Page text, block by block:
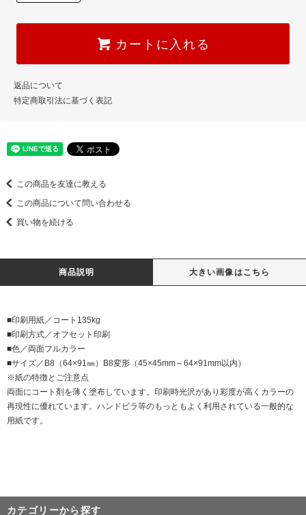
カートに入れる
返品について
特定商取引法に基づく表記
この商品を友達に教える
この商品について問い合わせる
買い物を続ける
商品説明 大きい画像はこちら
■印刷用紙／コート135kg
■印刷方式／オフセット印刷
■色／両面フルカラー
■サイズ／B8（64×91㎜）B8変形（45×45mm～64×91mm以内）
※紙の特徴とご注意点
両面にコート剤を薄く塗布しています。印刷時光沢があり彩度が高くカラーの
再現性に優れています。ハンドビラ等のもっともよく利用されている一般的な
用紙です。
カテゴリーから探す